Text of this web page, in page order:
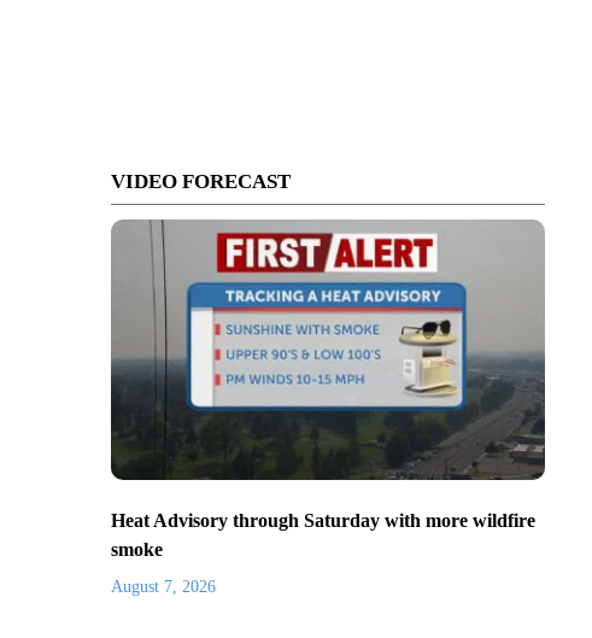
VIDEO FORECAST
Heat Advisory through Saturday with more wildfire
smoke
August 7, 2026